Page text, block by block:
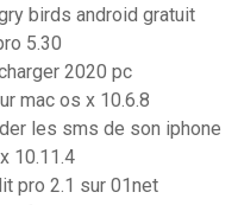
birds android gratuit
5.30
2020 pc
mac os x 10.6.8
les sms de son iphone
10.11.4
pro 2.1 sur 01net